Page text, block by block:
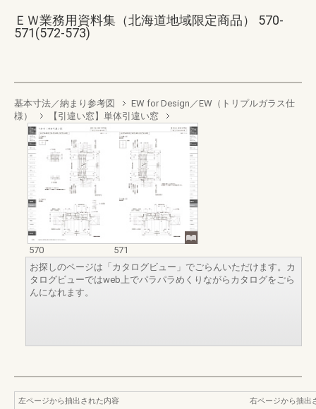
ＥＷ業務用資料集（北海道地域限定商品） 570-
571(572-573)
基本寸法／納まり参考図
EW for Design／EW（トリプルガラス仕
様）
【引違い窓】単体引違い窓
570
571
お探しのページは「カタログビュー」でごらんいただけます。カ
タログビューではweb上でパラパラめくりながらカタログをごら
んになれます。
左ページから抽出された内容
右ページから抽出